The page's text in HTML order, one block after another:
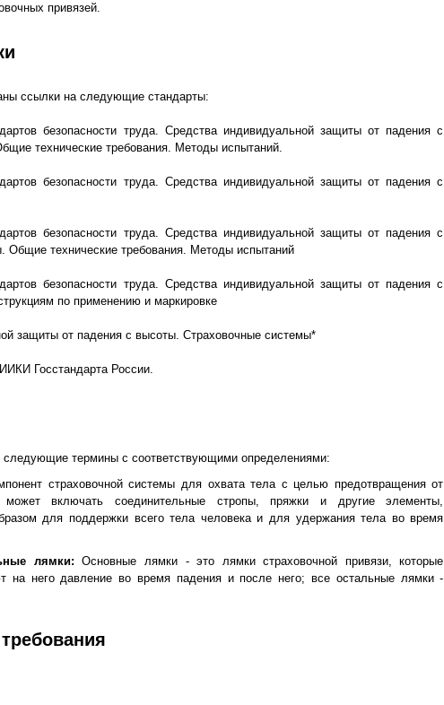
привязей.
ссылки на следующие стандарты:
безопасности труда. Средства индивидуальной защиты от падения с
технические требования. Методы испытаний.
безопасности труда. Средства индивидуальной защиты от падения с
безопасности труда. Средства индивидуальной защиты от падения с
технические требования. Методы испытаний
безопасности труда. Средства индивидуальной защиты от падения с
по применению и маркировке
защиты от падения с высоты. Страховочные системы*
Госстандарта России.
термины с соответствующими определениями:
страховочной системы для охвата тела с целью предотвращения от
может включать соединительные стропы, пряжки и другие элементы,
для поддержки всего тела человека и для удержания тела во время
лямки: Основные лямки - это лямки страховочной привязи, которые
на него давление во время падения и после него; все остальные лямки -